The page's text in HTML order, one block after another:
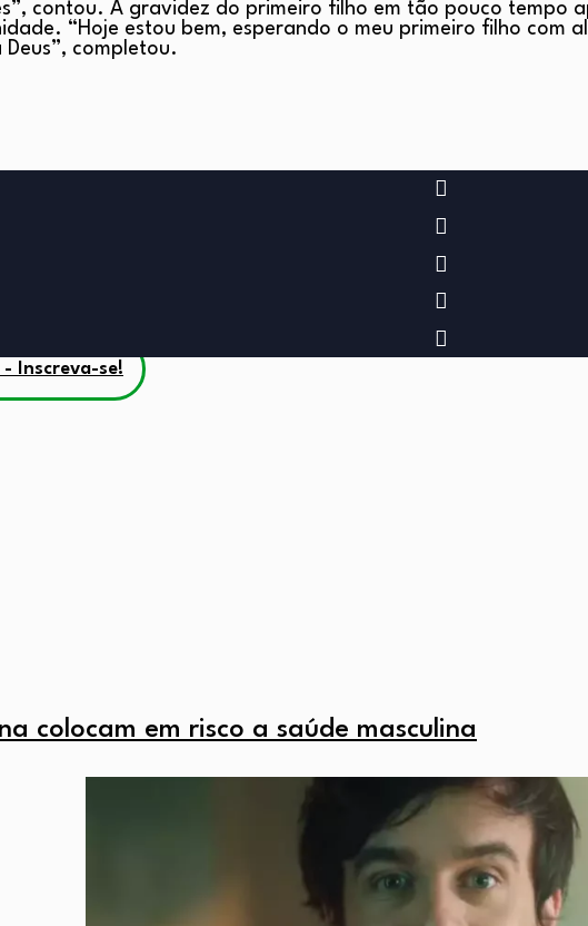
contou. A gravidez do primeiro filho em tão pouco tempo
“Hoje estou bem, esperando o meu primeiro filho
completou.
Inscreva-se!
colocam em risco a saúde masculina